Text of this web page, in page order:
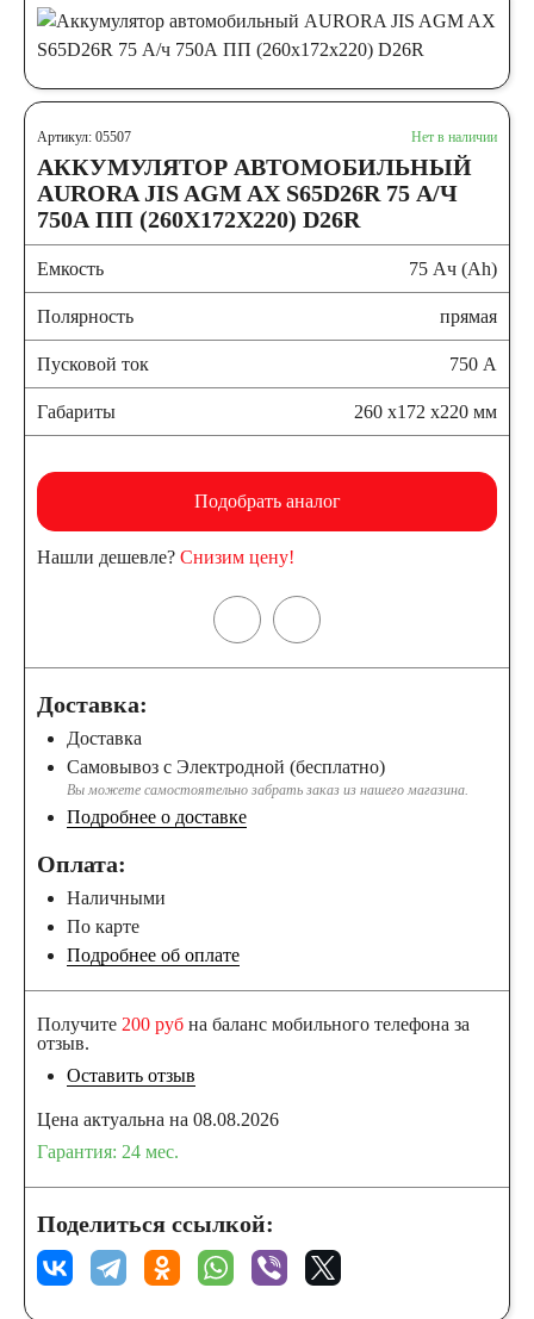
Артикул: 05507 Нет в наличии
АККУМУЛЯТОР АВТОМОБИЛЬНЫЙ
AURORA JIS AGM AX S65D26R 75 А/Ч
750А ПП (260Х172Х220) D26R
Емкость 75 Ач (Ah)
Полярность прямая
Пусковой ток 750 А
Габариты 260 x172 x220 мм
Подобрать аналог
Нашли дешевле? Снизим цену!
Доставка:
Доставка
Самовывоз с Электродной (бесплатно)
Вы можете самостоятельно забрать заказ из нашего магазина.
Подробнее о доставке
Оплата:
Наличными
По карте
Подробнее об оплате
Получите 200 руб на баланс мобильного телефона за
отзыв.
Оставить отзыв
Цена актуальна на 08.08.2026
Гарантия: 24 меc.
Поделиться ссылкой: